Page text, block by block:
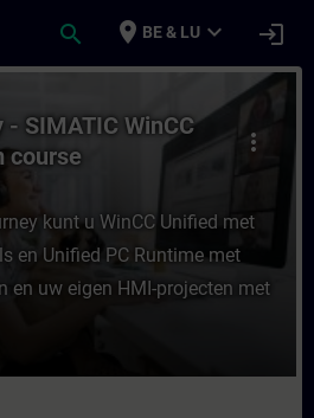
search place BE & LU expand_more login
Journey - SIMATIC
more_vert
SIMATIC WinCC
course
kunt u WinCC Unified met
en Unified PC Runtime met
en uw eigen HMI-projecten met